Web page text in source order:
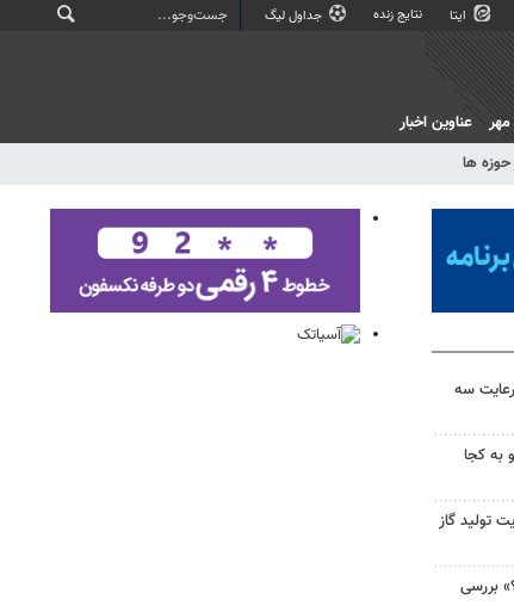
ایتا نتایج زنده جداول لیگ
حوزه ها
عناوین اخبار
سه
به کجا
تولید گاز
بررسی